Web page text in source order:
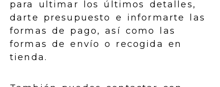
para ultimar los últimos detalles,
darte presupuesto e informarte las
formas de pago, así como las
formas de envío o recogida en
tienda.